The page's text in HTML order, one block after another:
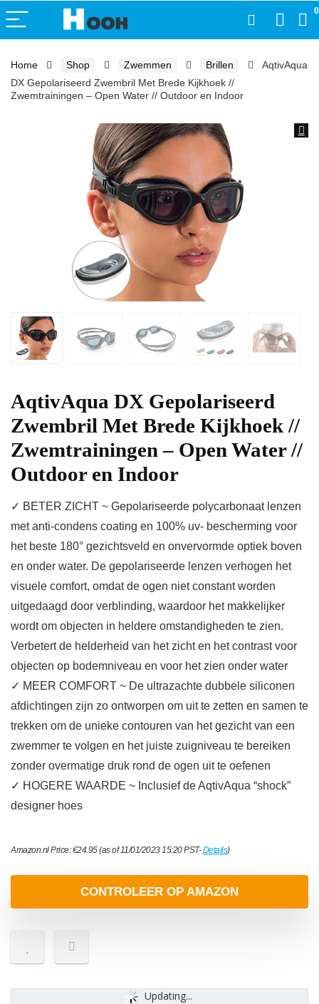
0
Home Shop Zwemmen Brillen
AqtivAqua
DX Gepolariseerd Zwembril Met Brede Kijkhoek //
Zwemtrainingen – Open Water // Outdoor en Indoor
AqtivAqua DX Gepolariseerd
Zwembril Met Brede Kijkhoek //
Zwemtrainingen – Open Water //
Outdoor en Indoor
✓ BETER ZICHT ~ Gepolariseerde polycarbonaat lenzen
met anti-condens coating en 100% uv- bescherming voor
het beste 180° gezichtsveld en onvervormde optiek boven
en onder water. De gepolariseerde lenzen verhogen het
visuele comfort, omdat de ogen niet constant worden
uitgedaagd door verblinding, waardoor het makkelijker
wordt om objecten in heldere omstandigheden te zien.
Verbetert de helderheid van het zicht en het contrast voor
objecten op bodemniveau en voor het zien onder water
✓ MEER COMFORT ~ De ultrazachte dubbele siliconen
afdichtingen zijn zo ontworpen om uit te zetten en samen te
trekken om de unieke contouren van het gezicht van een
zwemmer te volgen en het juiste zuigniveau te bereiken
zonder overmatige druk rond de ogen uit te oefenen
✓ HOGERE WAARDE ~ Inclusief de AqtivAqua “shock”
designer hoes
Amazon.nl Price:€24.95(as of 11/01/2023 15:20 PST-Details)
CONTROLEER OP AMAZON
Updating...